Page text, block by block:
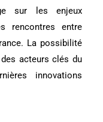
sur les enjeux
rencontres entre
La possibilité
acteurs clés du
innovations